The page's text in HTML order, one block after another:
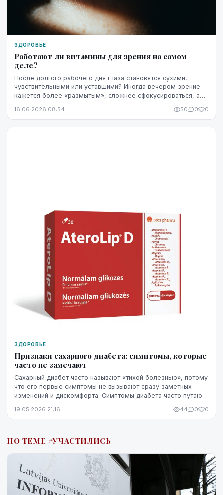
ЗДОРОВЬЕ
Работают ли витамины для зрения на самом
деле?
После долгого рабочего дня глаза становятся сухими,
чувствительными или уставшими? Иногда вечером зрение
кажется более «размытым», сложнее сфокусироваться, а
16.06.2026 08:54 50 0 0
ЗДОРОВЬЕ
Признаки сахарного диабета: симптомы, которые
часто не замечают
Сахарный диабет часто называют «тихой болезнью», потому
что его первые симптомы не вызывают сразу заметных
изменений и дискомфорта. Симптомы диабета часто путают
19.05.2026 21:16 44 0 0
ПО ТЕМЕ #УЧАСТИЛИСЬ